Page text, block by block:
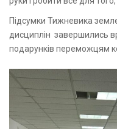
Підсумки Тижневика
дисциплін завершились
подарунків переможцям